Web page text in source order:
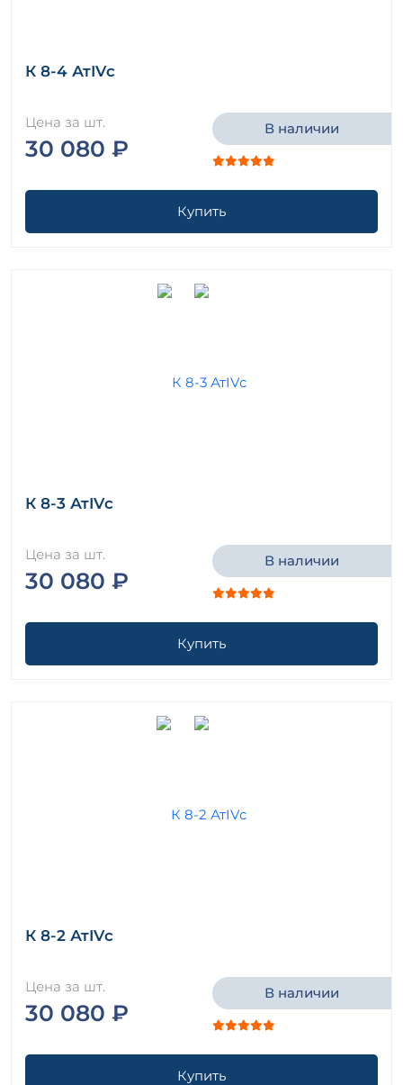
К 8-4 АтIVс
Цена за шт.
30 080 ₽
В наличии
Купить
К 8-3 АтIVс
Цена за шт.
30 080 ₽
В наличии
Купить
К 8-2 АтIVс
Цена за шт.
30 080 ₽
В наличии
Купить